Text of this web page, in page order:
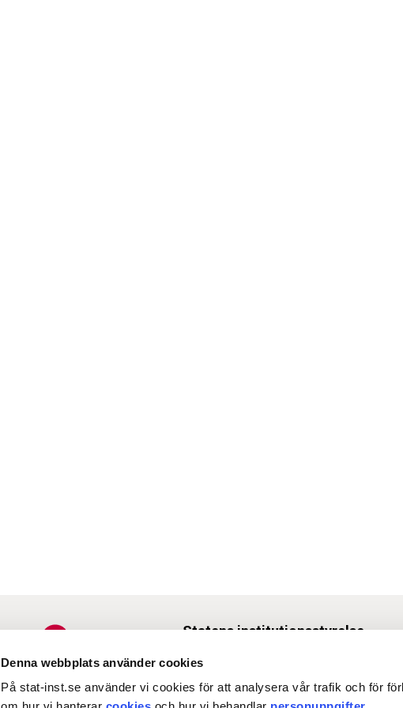
Denna webbplats använder cookies
På stat-inst.se använder vi cookies för att analysera vår trafik och för
Statens institutionsstyrelse
010-453 40 00
Fax 010-453 40 50